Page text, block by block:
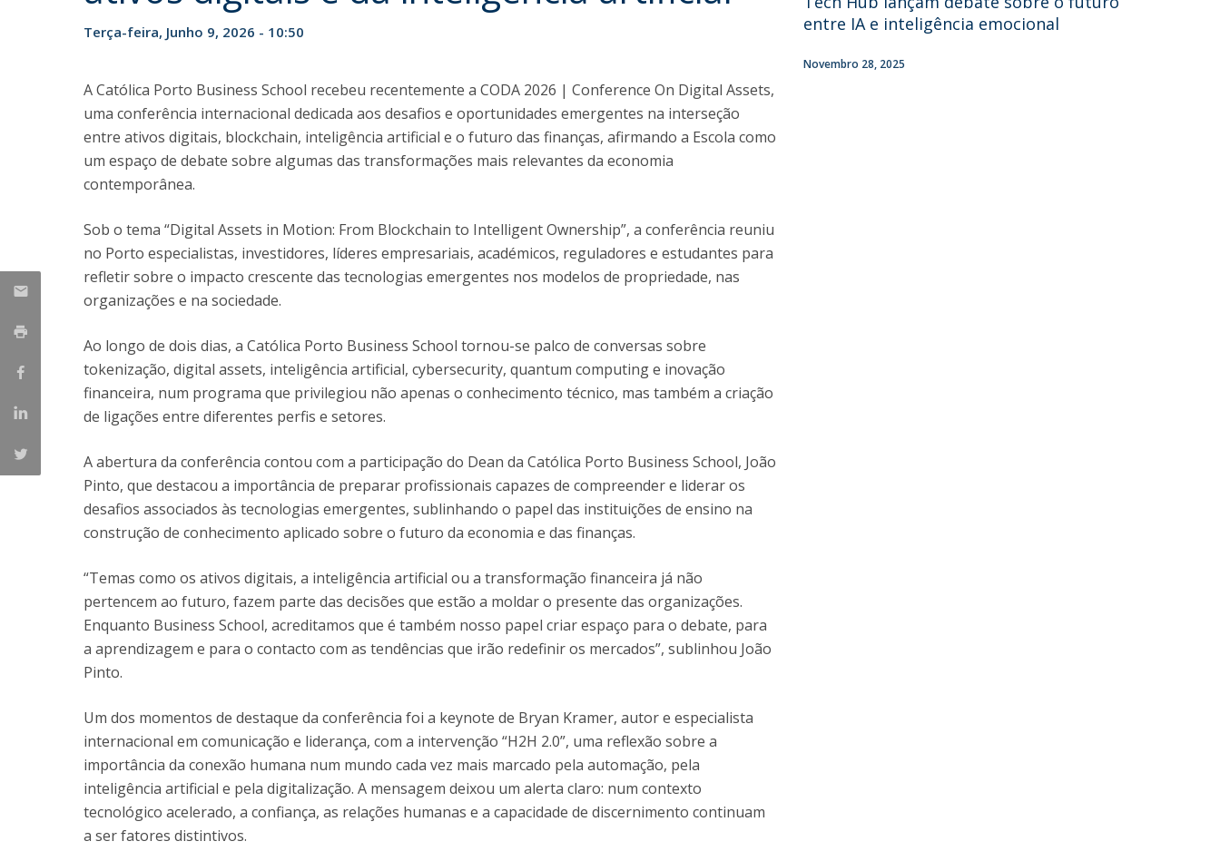
Master in Marketing
Iniciativas UCP
Terça-feira, Junho 9, 2026 - 10:50
A Católica Porto Business School recebeu recentemente a CODA 2026 | Conference On Digital Assets,
uma conferência internacional dedicada aos desafios e oportunidades emergentes na interseção
entre ativos digitais, blockchain, inteligência artificial e o futuro das finanças, afirmando a Escola como
um espaço de debate sobre algumas das transformações mais relevantes da economia
contemporânea.
Sob o tema “Digital Assets in Motion: From Blockchain to Intelligent Ownership”, a conferência reuniu
no Porto especialistas, investidores, líderes empresariais, académicos, reguladores e estudantes para
refletir sobre o impacto crescente das tecnologias emergentes nos modelos de propriedade, nas
organizações e na sociedade.
Ao longo de dois dias, a Católica Porto Business School tornou-se palco de conversas sobre
tokenização, digital assets, inteligência artificial, cybersecurity, quantum computing e inovação
financeira, num programa que privilegiou não apenas o conhecimento técnico, mas também a criação
de ligações entre diferentes perfis e setores.
A abertura da conferência contou com a participação do Dean da Católica Porto Business School, João
Pinto, que destacou a importância de preparar profissionais capazes de compreender e liderar os
desafios associados às tecnologias emergentes, sublinhando o papel das instituições de ensino na
construção de conhecimento aplicado sobre o futuro da economia e das finanças.
“Temas como os ativos digitais, a inteligência artificial ou a transformação financeira já não
pertencem ao futuro, fazem parte das decisões que estão a moldar o presente das organizações.
Enquanto Business School, acreditamos que é também nosso papel criar espaço para o debate, para
a aprendizagem e para o contacto com as tendências que irão redefinir os mercados”, sublinhou João
Pinto.
Um dos momentos de destaque da conferência foi a keynote de Bryan Kramer, autor e especialista
internacional em comunicação e liderança, com a intervenção “H2H 2.0”, uma reflexão sobre a
importância da conexão humana num mundo cada vez mais marcado pela automação, pela
inteligência artificial e pela digitalização. A mensagem deixou um alerta claro: num contexto
tecnológico acelerado, a confiança, as relações humanas e a capacidade de discernimento continuam
a ser fatores distintivos.
entre IA e inteligência emocional
Novembro 28, 2025